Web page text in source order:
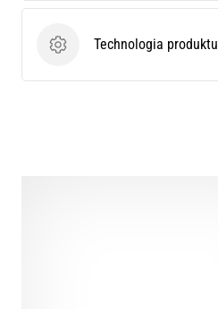
Technologia produktu
Technologia produktu